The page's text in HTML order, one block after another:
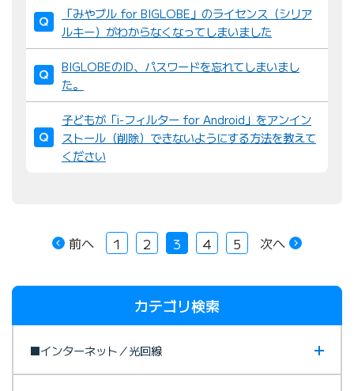
「みやブル for BIGLOBE」のライセンス（シリア
ルキー）がわからなくなってしまいました
BIGLOBEのID、パスワードを忘れてしまいまし
た。
子どもが「i-フィルター for Android」をアンイン
ストール（削除）できないようにする方法を教えて
ください
前へ 1 2 3 4 5 次へ
カテゴリ検索
■インターネット／光回線